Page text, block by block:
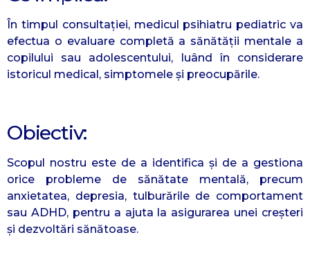
În timpul consultației, medicul psihiatru pediatric va
efectua o evaluare completă a sănătății mentale a
copilului sau adolescentului, luând în considerare
istoricul medical, simptomele și preocupările.
Obiectiv:
Scopul nostru este de a identifica și de a gestiona
orice probleme de sănătate mentală, precum
anxietatea, depresia, tulburările de comportament
sau ADHD, pentru a ajuta la asigurarea unei creșteri
și dezvoltări sănătoase.